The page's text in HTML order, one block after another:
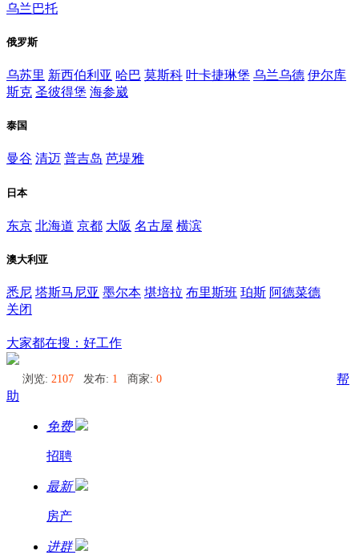
乌兰巴托
俄罗斯
乌苏里 新西伯利亚 哈巴 莫斯科 叶卡捷琳堡 乌兰乌德 伊尔库
斯克 圣彼得堡 海参崴
泰国
曼谷 清迈 普吉岛 芭堤雅
日本
东京 北海道 京都 大阪 名古屋 横滨
澳大利亚
悉尼 塔斯马尼亚 墨尔本 堪培拉 布里斯班 珀斯 阿德菜德
关闭
大家都在搜：好工作
浏览: 2107 发布: 1 商家: 0
帮
助
免费
招聘
最新
房产
进群